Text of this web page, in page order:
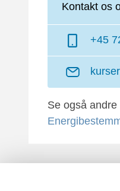
Kontakt os
+45
Se også